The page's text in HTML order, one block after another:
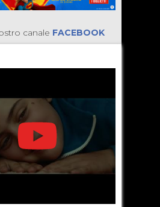
canale FACEBOOK